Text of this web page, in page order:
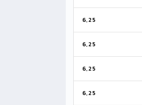
6,25
6,25
6,25
6,25